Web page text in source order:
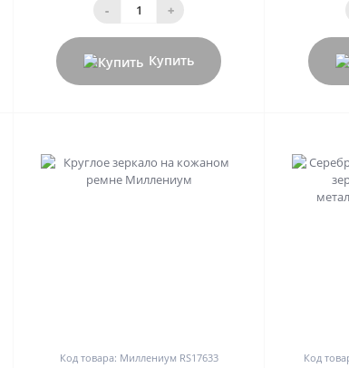
- +
Купить
Код товара: Миллениум RS17633 Код